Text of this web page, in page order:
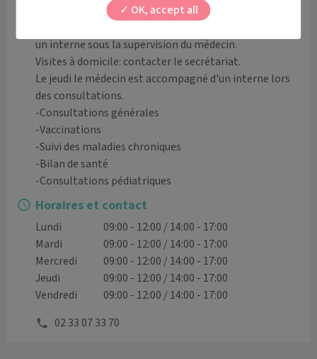
Les consultations sont sur rendez-vous du lundi au
un interne sous la supervision du médecin.
Visites à domicile: contacter le secrétariat.
Le jeudi le médecin est accompagné d'un interne lors
des consultations.
-Consultations générales
-Vaccinations
-Suivi des maladies chroniques
-Bilan de santé
-Consultations pédiatriques
Horaires et contact
Lundi
09:00 - 12:00 / 14:00 - 17:00
Mardi
09:00 - 12:00 / 14:00 - 17:00
Mercredi
09:00 - 12:00 / 14:00 - 17:00
Jeudi
09:00 - 12:00 / 14:00 - 17:00
Vendredi
09:00 - 12:00 / 14:00 - 17:00
02 33 07 33 70
OK, accept all